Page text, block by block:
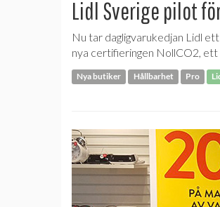
Lidl Sverige pilot
Nu tar dagligvarukedjan Lidl
nya certifieringen NollCO2,
Nya butiker Hållbarhet Pro